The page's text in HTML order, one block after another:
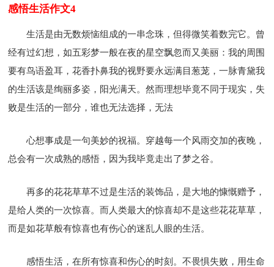
感悟生活作文4
生活是由无数烦恼组成的一串念珠，但得微笑着数完它。曾
经有过幻想，如五彩梦一般在夜的星空飘忽而又美丽：我的周围
要有鸟语盈耳，花香扑鼻我的视野要永远满目葱茏，一脉青黛我
的生活该是绚丽多姿，阳光满天。然而理想毕竟不同于现实，失
败是生活的一部分，谁也无法选择，无法
心想事成是一句美妙的祝福。穿越每一个风雨交加的夜晚，
总会有一次成熟的感悟，因为我毕竟走出了梦之谷。
再多的花花草草不过是生活的装饰品，是大地的慷慨赠予，
是给人类的一次惊喜。而人类最大的惊喜却不是这些花花草草，
而是如花草般有惊喜也有伤心的迷乱人眼的生活。
感悟生活，在所有惊喜和伤心的时刻。不畏惧失败，用生命